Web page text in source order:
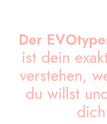
Der
ist dein
verstehen,
du willst